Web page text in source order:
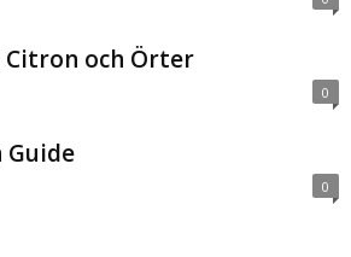
och Örter
0
Guide
0